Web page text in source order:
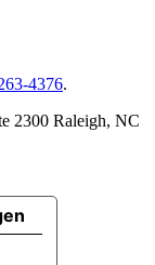
4376.
2300 Raleigh, NC